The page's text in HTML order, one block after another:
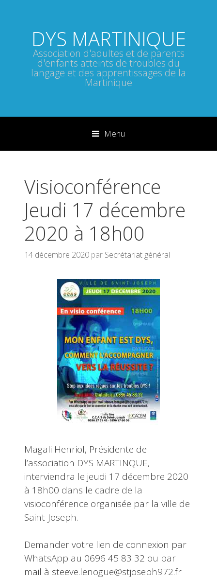
DYS MARTINIQUE
Association d'adultes et de parents
d'enfants atteints de troubles du
langage et des apprentissages de la
Martinique
Menu
Visioconférence
Jeudi 17 décembre
2020 à 18h00
14 décembre 2020 par Secrétariat général
Magali Henriol, Présidente de
l’association DYS MARTINQUE,
interviendra le jeudi 17 décembre 2020
à 18h00 dans le cadre de la
visioconférence organisée par la ville de
Saint-Joseph.
Demander votre lien de connexion par
WhatsApp au 0696 45 83 32 ou par
mail à steeve.lenogue@stjoseph972.fr